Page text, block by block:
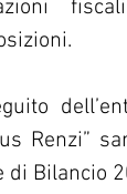
Renzi”
di Bilancio